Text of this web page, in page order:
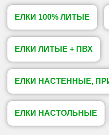
ЕЛКИ 100% ЛИТЫЕ
ЕЛКИ ЛИТЫЕ + ПВХ
ЕЛКИ НАСТЕННЫЕ,
ЕЛКИ НАСТОЛЬНЫЕ